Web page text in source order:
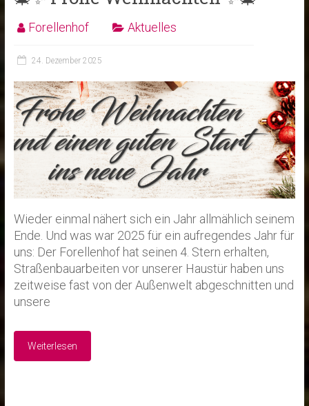
Forellenhof Aktuelles
24. Dezember 2025
Wieder einmal nähert sich ein Jahr allmählich seinem
Ende. Und was war 2025 für ein aufregendes Jahr für
uns: Der Forellenhof hat seinen 4. Stern erhalten,
Straßenbauarbeiten vor unserer Haustür haben uns
zeitweise fast von der Außenwelt abgeschnitten und
unsere
Weiterlesen